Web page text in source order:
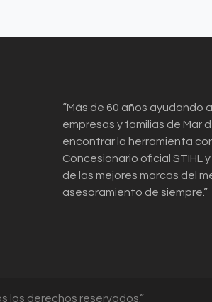
“Más de 60 años ayudando
empresas y familias de Mar
encontrar la herramienta
Concesionario oficial STIHL
de las mejores marcas del
asesoramiento de siempre.”
los derechos reservados.”